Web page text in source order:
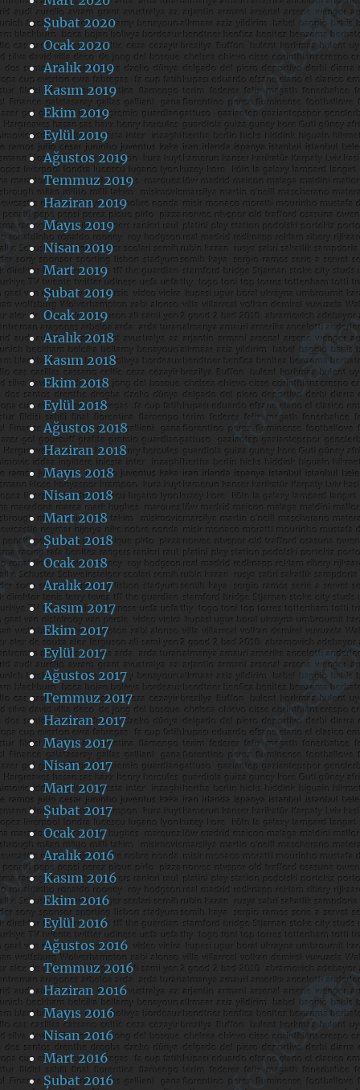
Şubat 2020
Ocak 2020
Aralık 2019
Kasım 2019
Ekim 2019
Eylül 2019
Ağustos 2019
Temmuz 2019
Haziran 2019
Mayıs 2019
Nisan 2019
Mart 2019
Şubat 2019
Ocak 2019
Aralık 2018
Kasım 2018
Ekim 2018
Eylül 2018
Ağustos 2018
Haziran 2018
Mayıs 2018
Nisan 2018
Mart 2018
Şubat 2018
Ocak 2018
Aralık 2017
Kasım 2017
Ekim 2017
Eylül 2017
Ağustos 2017
Temmuz 2017
Haziran 2017
Mayıs 2017
Nisan 2017
Mart 2017
Şubat 2017
Ocak 2017
Aralık 2016
Kasım 2016
Ekim 2016
Eylül 2016
Ağustos 2016
Temmuz 2016
Haziran 2016
Mayıs 2016
Nisan 2016
Mart 2016
Şubat 2016